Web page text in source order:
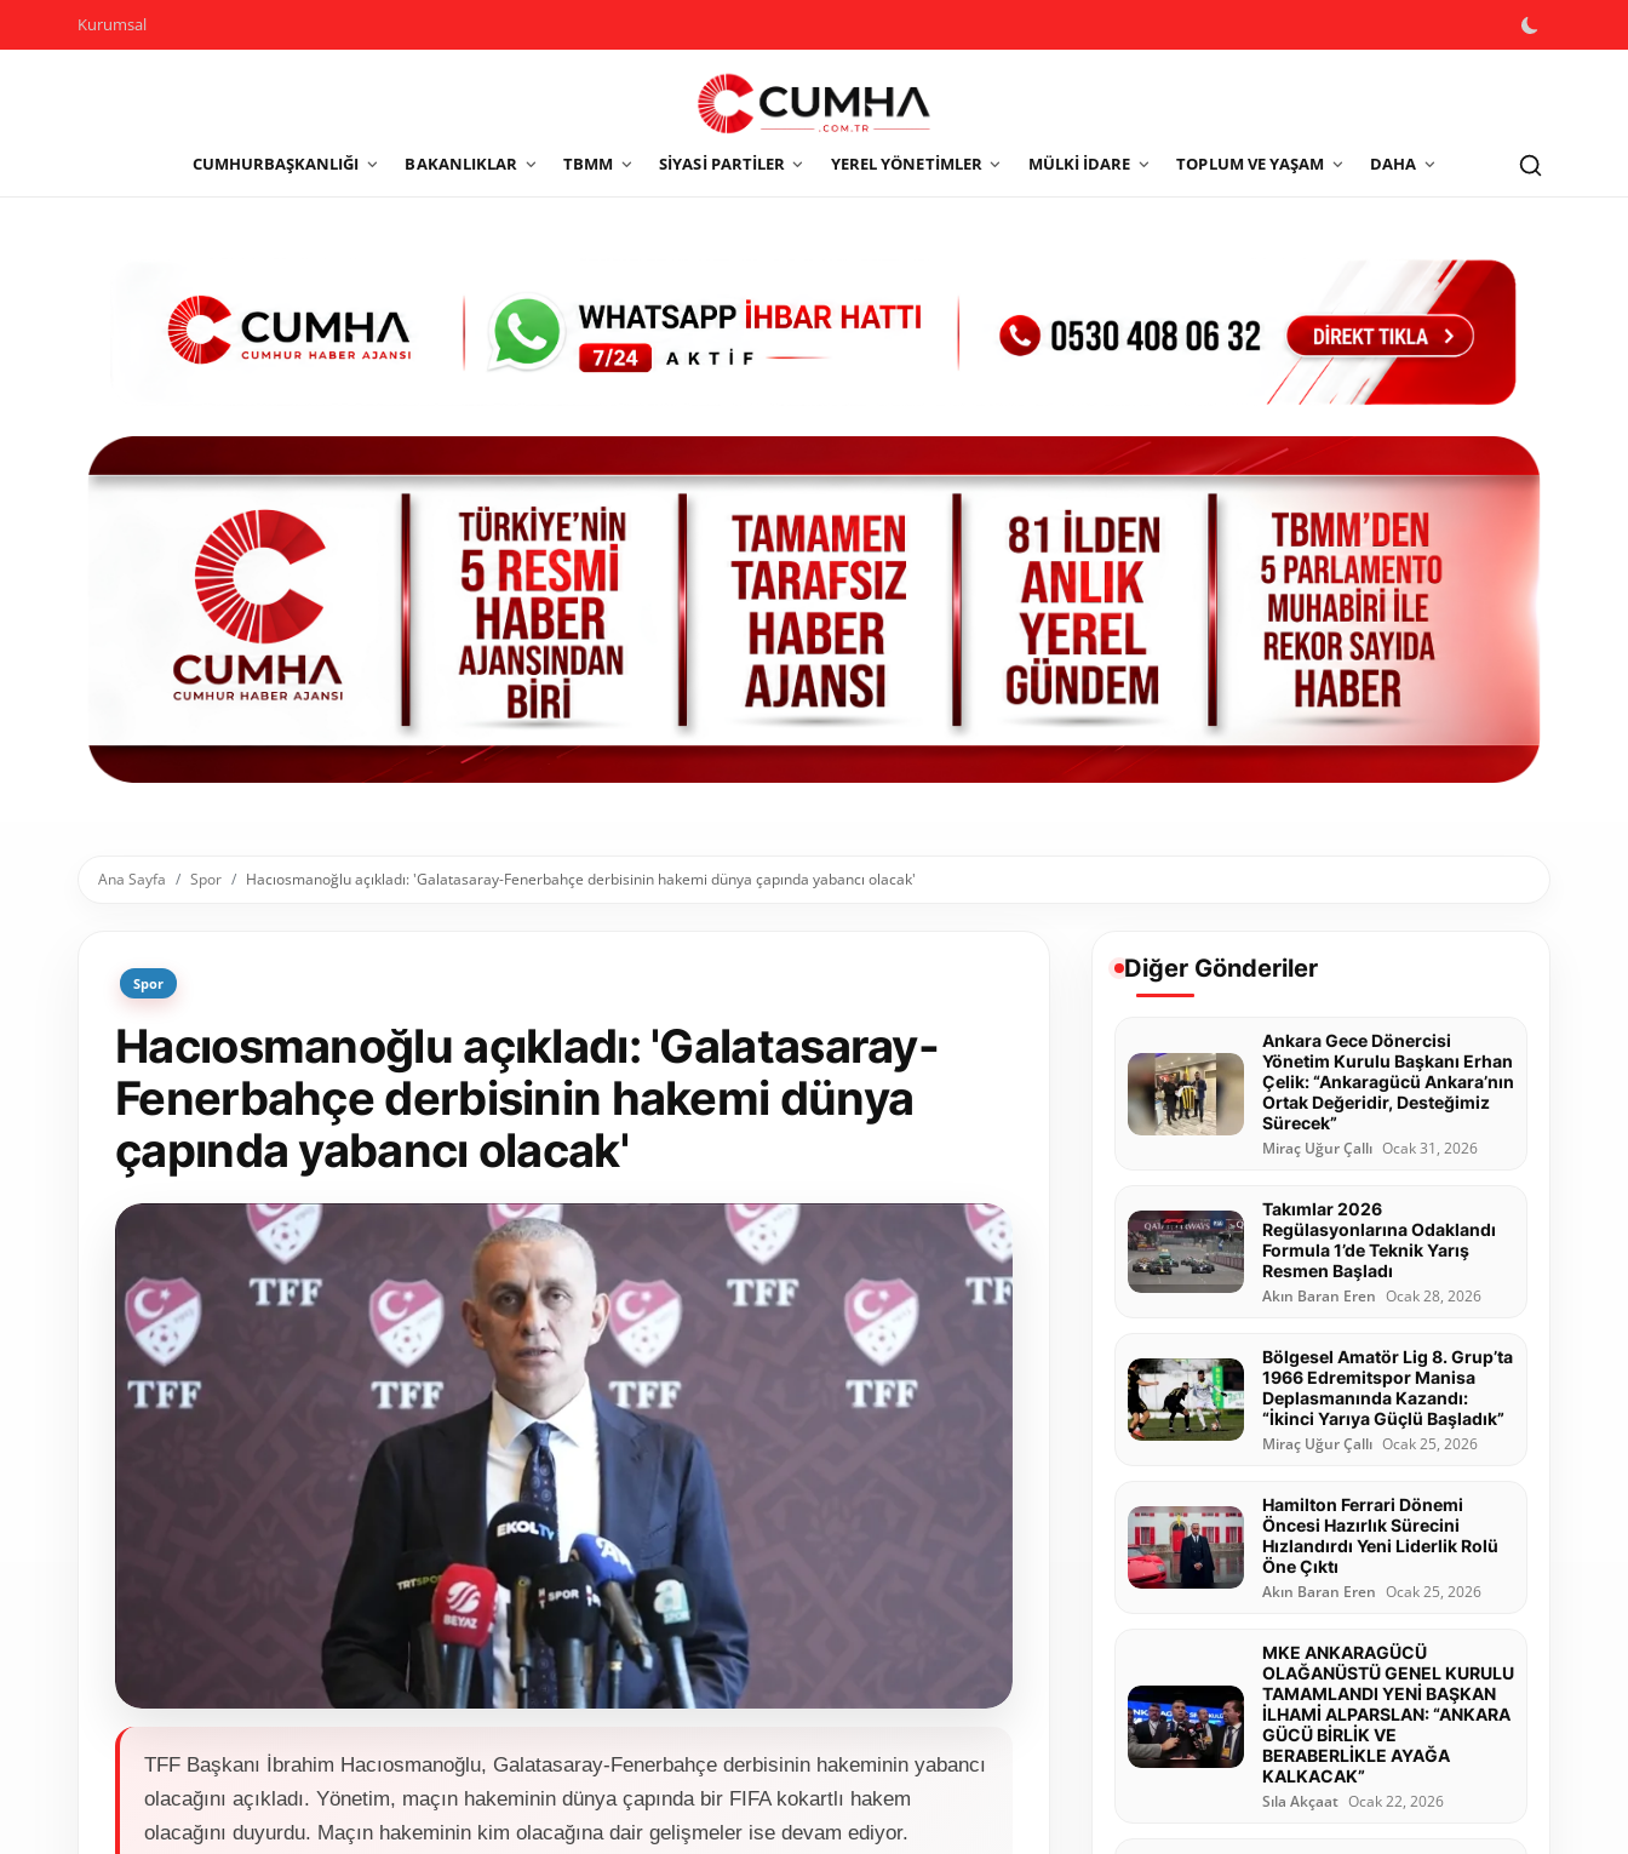
Kurumsal
CUMHURBAŞKANLIĞI BAKANLIKLAR TBMM SIYASI PARTILER YEREL YÖNETIMLER MÜLKI İDARE TOPLUM VE YAŞAM DAHA
Yerel Yönetimler
Sivil Toplum Kuruluşları
Kamu Kurumları ve Üst Kurullar
Resmi Reklamlar
Ana Sayfa Spor Hacıosmanoğlu açıkladı: 'Galatasaray-Fenerbahçe derbisinin hakemi dünya çapında yabancı olacak'
Spor
Hacıosmanoğlu açıkladı: 'Galatasaray-
Fenerbahçe derbisinin hakemi dünya
çapında yabancı olacak'
TFF Başkanı İbrahim Hacıosmanoğlu, Galatasaray-Fenerbahçe derbisinin hakeminin yabancı
olacağını açıkladı. Yönetim, maçın hakeminin dünya çapında bir FIFA kokartlı hakem
olacağını duyurdu. Maçın hakeminin kim olacağına dair gelişmeler ise devam ediyor.
Diğer Gönderiler
Ankara Gece Dönercisi
Yönetim Kurulu Başkanı Erhan
Çelik: “Ankaragücü Ankara’nın
Ortak Değeridir, Desteğimiz
Sürecek”
Miraç Uğur Çallı Ocak 31, 2026
Takımlar 2026
Regülasyonlarına Odaklandı
Formula 1’de Teknik Yarış
Resmen Başladı
Akın Baran Eren Ocak 28, 2026
Bölgesel Amatör Lig 8. Grup’ta
1966 Edremitspor Manisa
Deplasmanında Kazandı:
“İkinci Yarıya Güçlü Başladık”
Miraç Uğur Çallı Ocak 25, 2026
Hamilton Ferrari Dönemi
Öncesi Hazırlık Sürecini
Hızlandırdı Yeni Liderlik Rolü
Öne Çıktı
Akın Baran Eren Ocak 25, 2026
MKE ANKARAGÜCÜ
OLAĞANÜSTÜ GENEL KURULU
TAMAMLANDI YENİ BAŞKAN
İLHAMİ ALPARSLAN: “ANKARA
GÜCÜ BİRLİK VE
BERABERLİKLE AYAĞA
KALKACAK”
Sıla Akçaat Ocak 22, 2026